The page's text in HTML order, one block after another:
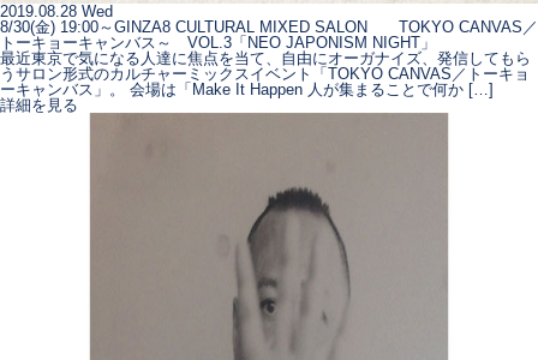
2019.08.28 Wed
8/30(金) 19:00～GINZA8 CULTURAL MIXED SALON TOKYO CANVAS／
トーキョーキャンバス～ VOL.3「NEO JAPONISM NIGHT」
最近東京で気になる人達に焦点を当て、自由にオーガナイズ、発信してもら
うサロン形式のカルチャーミックスイベント「TOKYO CANVAS／トーキョ
ーキャンバス」。 会場は「Make It Happen 人が集まることで何か […]
詳細を見る